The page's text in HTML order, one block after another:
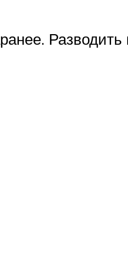
Разводить